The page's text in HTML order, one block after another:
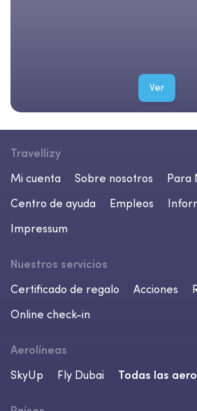
Ver
Travellizy
Mi cuenta
Sobre nosotros
Para
Centro de ayuda
Empleos
Impressum
Nuestros servicios
Certificado de regalo
Acciones
Online check-in
Aerolíneas
SkyUp
Fly Dubai Todas las